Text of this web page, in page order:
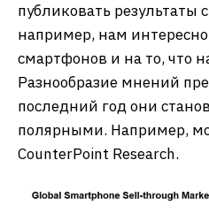
публиковать результаты
например, нам
смартфонов и на то, что
Разнообразие мнений
последний год они
полярными. Например,
CounterPoint Research.